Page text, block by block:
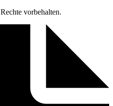
vorbehalten.